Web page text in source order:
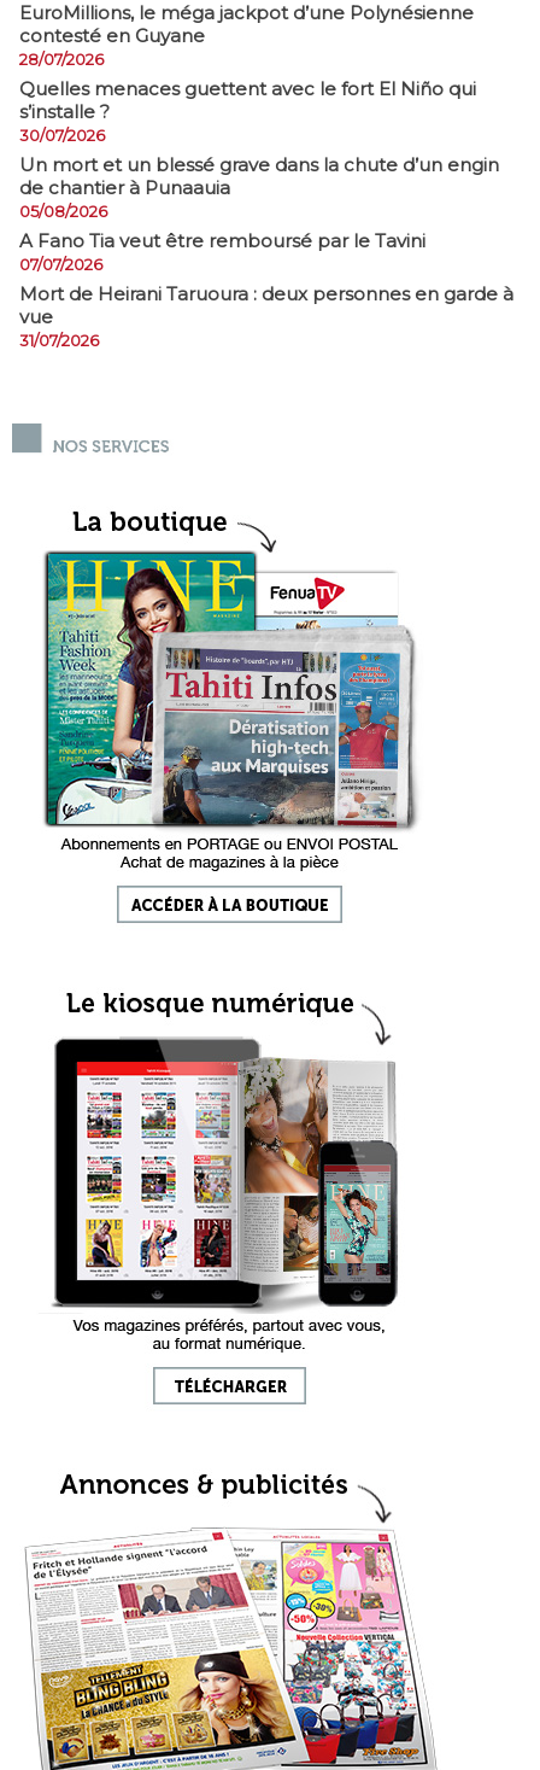
EuroMillions, ​le méga jackpot d’une Polynésienne
contesté en Guyane
28/07/2026
Quelles menaces guettent avec le fort El Niño qui
s’installe ?
30/07/2026
​Un mort et un blessé grave dans la chute d’un engin
de chantier à Punaauia
05/08/2026
A Fano Tia veut être remboursé par le Tavini
07/07/2026
Mort de Heirani Taruoura : deux personnes en garde à
vue
31/07/2026